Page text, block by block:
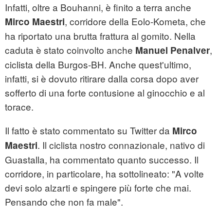
Infatti, oltre a Bouhanni, è finito a terra anche
Mirco Maestri, corridore della Eolo-Kometa, che
ha riportato una brutta frattura al gomito. Nella
caduta è stato coinvolto anche Manuel Penalver,
ciclista della Burgos-BH. Anche quest'ultimo,
infatti, si è dovuto ritirare dalla corsa dopo aver
sofferto di una forte contusione al ginocchio e al
torace.
Il fatto è stato commentato su Twitter da Mirco
Maestri. Il ciclista nostro connazionale, nativo di
Guastalla, ha commentato quanto successo. Il
corridore, in particolare, ha sottolineato: "A volte
devi solo alzarti e spingere più forte che mai.
Pensando che non fa male".